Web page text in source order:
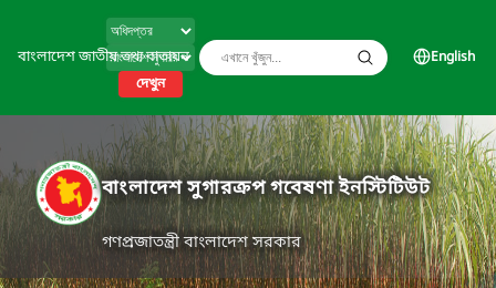
বাংলাদেশ জাতীয় তথ্য বাতায়ন
দেখুন
English
বাংলাদেশ সুগারক্রপ গবেষণা ইনস্টিটিউট
গণপ্রজাতন্ত্রী বাংলাদেশ সরকার